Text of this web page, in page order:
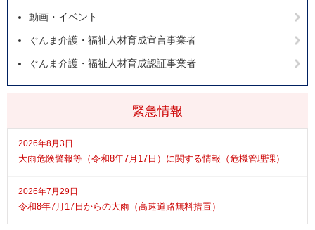
緊急情報
2026年8月3日
大雨危険警報等（令和8年7月17日）に関する情報（危機管理課）
2026年7月29日
令和8年7月17日からの大雨（高速道路無料措置）
動画・イベント
ぐんま介護・福祉人材育成宣言事業者
ぐんま介護・福祉人材育成認証事業者